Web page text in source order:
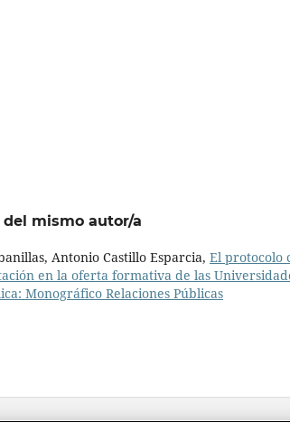
mismo autor/a
Antonio Castillo Esparcia, El protocolo
en la oferta formativa de las
Monográfico Relaciones Públicas